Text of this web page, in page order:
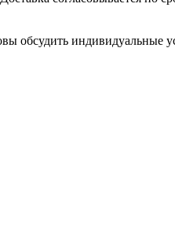
обсудить индивидуальные